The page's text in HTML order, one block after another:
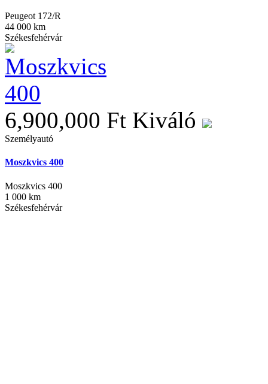
Peugeot 172/R
44 000 km
Székesfehérvár
6,900,000 Ft Kiváló
Személyautó
Moszkvics 400
Moszkvics 400
1 000 km
Székesfehérvár